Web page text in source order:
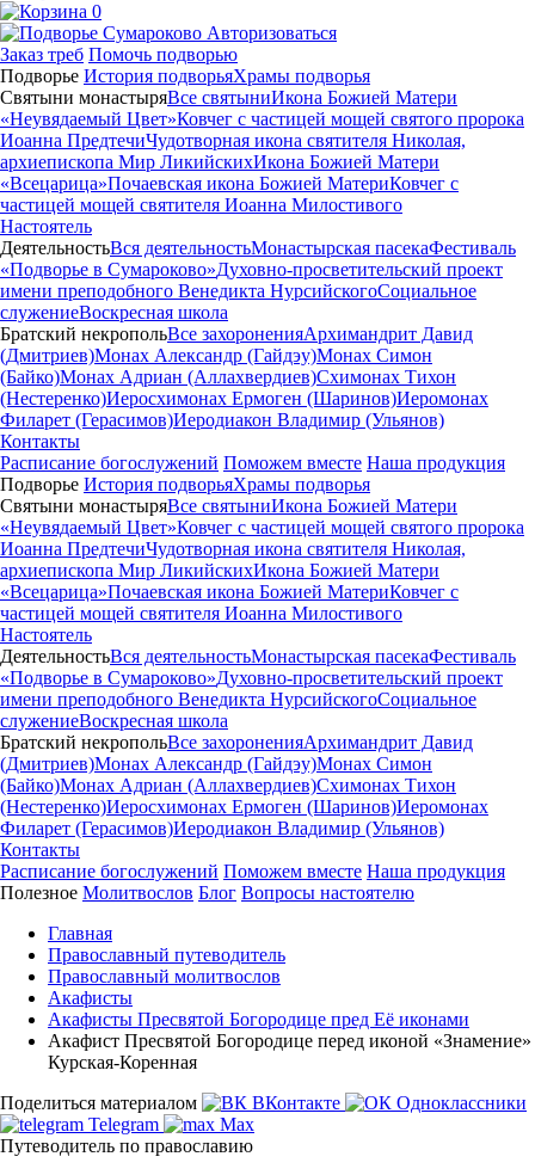
0
Авторизоваться
Заказ треб Помочь подворью
Подворье История подворьяХрамы подворья
Святыни монастыряВсе святыниИкона Божией Матери
«Неувядаемый Цвет»Ковчег с частицей мощей святого пророка
Иоанна ПредтечиЧудотворная икона святителя Николая,
архиепископа Мир ЛикийскихИкона Божией Матери
«Всецарица»Почаевская икона Божией МатериКовчег с
частицей мощей святителя Иоанна Милостивого
Настоятель
ДеятельностьВся деятельностьМонастырская пасекаФестиваль
«Подворье в Сумароково»Духовно-просветительский проект
имени преподобного Венедикта НурсийскогоСоциальное
служениеВоскресная школа
Братский некропольВсе захороненияАрхимандрит Давид
(Дмитриев)Монах Александр (Гайдэу)Монах Симон
(Байко)Монах Адриан (Аллахвердиев)Схимонах Тихон
(Нестеренко)Иеросхимонах Ермоген (Шаринов)Иеромонах
Филарет (Герасимов)Иеродиакон Владимир (Ульянов)
Контакты
Расписание богослужений Поможем вместе Наша продукция
Подворье История подворьяХрамы подворья
Святыни монастыряВсе святыниИкона Божией Матери
«Неувядаемый Цвет»Ковчег с частицей мощей святого пророка
Иоанна ПредтечиЧудотворная икона святителя Николая,
архиепископа Мир ЛикийскихИкона Божией Матери
«Всецарица»Почаевская икона Божией МатериКовчег с
частицей мощей святителя Иоанна Милостивого
Настоятель
ДеятельностьВся деятельностьМонастырская пасекаФестиваль
«Подворье в Сумароково»Духовно-просветительский проект
имени преподобного Венедикта НурсийскогоСоциальное
служениеВоскресная школа
Братский некропольВсе захороненияАрхимандрит Давид
(Дмитриев)Монах Александр (Гайдэу)Монах Симон
(Байко)Монах Адриан (Аллахвердиев)Схимонах Тихон
(Нестеренко)Иеросхимонах Ермоген (Шаринов)Иеромонах
Филарет (Герасимов)Иеродиакон Владимир (Ульянов)
Контакты
Расписание богослужений Поможем вместе Наша продукция
Полезное Молитвослов Блог Вопросы настоятелю
Главная
Православный путеводитель
Православный молитвослов
Акафисты
Акафисты Пресвятой Богородице пред Её иконами
Акафист Пресвятой Богородице перед иконой «Знамение»
Курская-Коренная
Поделиться материалом
ВКонтакте
Одноклассники
Telegram
Max
Путеводитель по православию